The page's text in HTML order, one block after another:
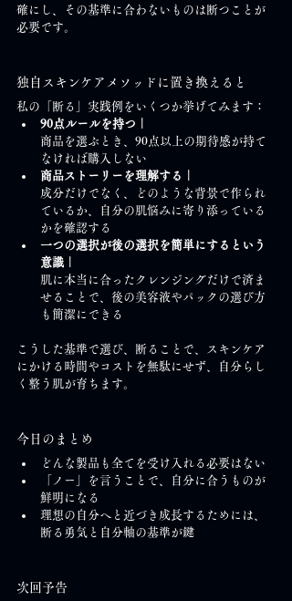
確にし、その基準に合わないものは断つことが
必要です。
独自スキンケアメソッドに置き換えると
私の「断る」実践例をいくつか挙げてみます：
90点ルールを持つ｜
商品を選ぶとき、90点以上の期待感が持て
なければ購入しない
商品ストーリーを理解する｜
成分だけでなく、どのような背景で作られ
ているか、自分の肌悩みに寄り添っている
かを確認する
一つの選択が後の選択を簡単にするという
意識｜
肌に本当に合ったクレンジングだけで済ま
せることで、後の美容液やパックの選び方
も簡潔にできる
こうした基準で選び、断ることで、スキンケア
にかける時間やコストを無駄にせず、自分らし
く整う肌が育ちます。
今日のまとめ
どんな製品も全てを受け入れる必要はない
「ノー」を言うことで、自分に合うものが
鮮明になる
理想の自分へと近づき成長するためには、
断る勇気と自分軸の基準が鍵
次回予告